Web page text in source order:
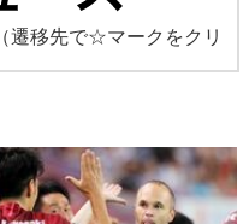
（遷移先で☆マークをクリ